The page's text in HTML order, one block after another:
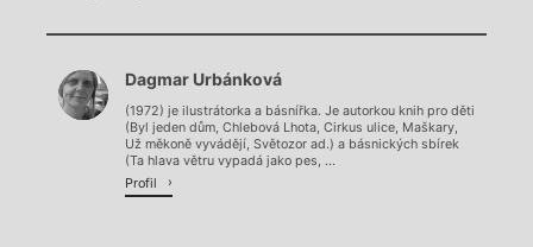
Chviličku.
Načítá se.
Dagmar Urbánková
(1972) je ilustrátorka a básnířka. Je autorkou knih pro děti
(Byl jeden dům, Chlebová Lhota, Cirkus ulice, Maškary,
Už měkoně vyvádějí, Světozor ad.) a básnických sbírek
(Ta hlava větru vypadá jako pes, ...
Profil